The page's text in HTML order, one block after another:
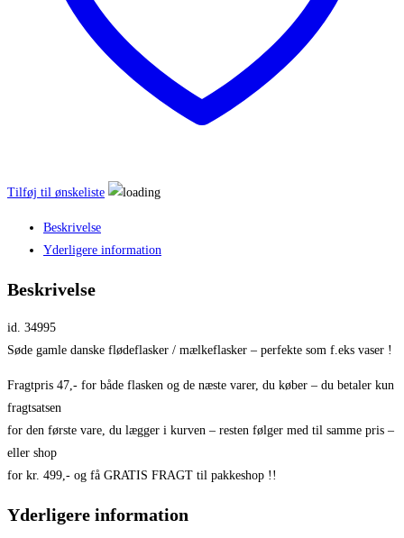
Tilføj til ønskeliste
Beskrivelse
Yderligere information
Beskrivelse
id. 34995
Søde gamle danske flødeflasker / mælkeflasker – perfekte som f.eks vaser !
Fragtpris 47,- for både flasken og de næste varer, du køber – du betaler kun
fragtsatsen
for den første vare, du lægger i kurven – resten følger med til samme pris –
eller shop
for kr. 499,- og få GRATIS FRAGT til pakkeshop !!
Yderligere information